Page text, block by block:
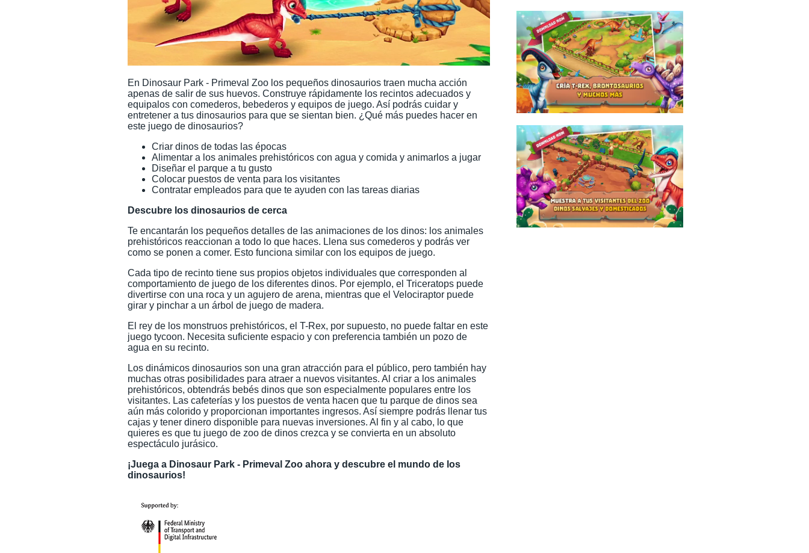
En Dinosaur Park - Primeval Zoo los pequeños dinosaurios traen mucha acción
apenas de salir de sus huevos. Construye rápidamente los recintos adecuados y
equipalos con comederos, bebederos y equipos de juego. Así podrás cuidar y
entretener a tus dinosaurios para que se sientan bien. ¿Qué más puedes hacer en
este juego de dinosaurios?
Criar dinos de todas las épocas
Alimentar a los animales prehistóricos con agua y comida y animarlos a jugar
Diseñar el parque a tu gusto
Colocar puestos de venta para los visitantes
Contratar empleados para que te ayuden con las tareas diarias
Descubre los dinosaurios de cerca
Te encantarán los pequeños detalles de las animaciones de los dinos: los animales
prehistóricos reaccionan a todo lo que haces. Llena sus comederos y podrás ver
como se ponen a comer. Esto funciona similar con los equipos de juego.
Cada tipo de recinto tiene sus propios objetos individuales que corresponden al
comportamiento de juego de los diferentes dinos. Por ejemplo, el Triceratops puede
divertirse con una roca y un agujero de arena, mientras que el Velociraptor puede
girar y pinchar a un árbol de juego de madera.
El rey de los monstruos prehistóricos, el T-Rex, por supuesto, no puede faltar en este
juego tycoon. Necesita suficiente espacio y con preferencia también un pozo de
agua en su recinto.
Los dinámicos dinosaurios son una gran atracción para el público, pero también hay
muchas otras posibilidades para atraer a nuevos visitantes. Al criar a los animales
prehistóricos, obtendrás bebés dinos que son especialmente populares entre los
visitantes. Las cafeterías y los puestos de venta hacen que tu parque de dinos sea
aún más colorido y proporcionan importantes ingresos. Así siempre podrás llenar tus
cajas y tener dinero disponible para nuevas inversiones. Al fin y al cabo, lo que
quieres es que tu juego de zoo de dinos crezca y se convierta en un absoluto
espectáculo jurásico.
¡Juega a Dinosaur Park - Primeval Zoo ahora y descubre el mundo de los
dinosaurios!